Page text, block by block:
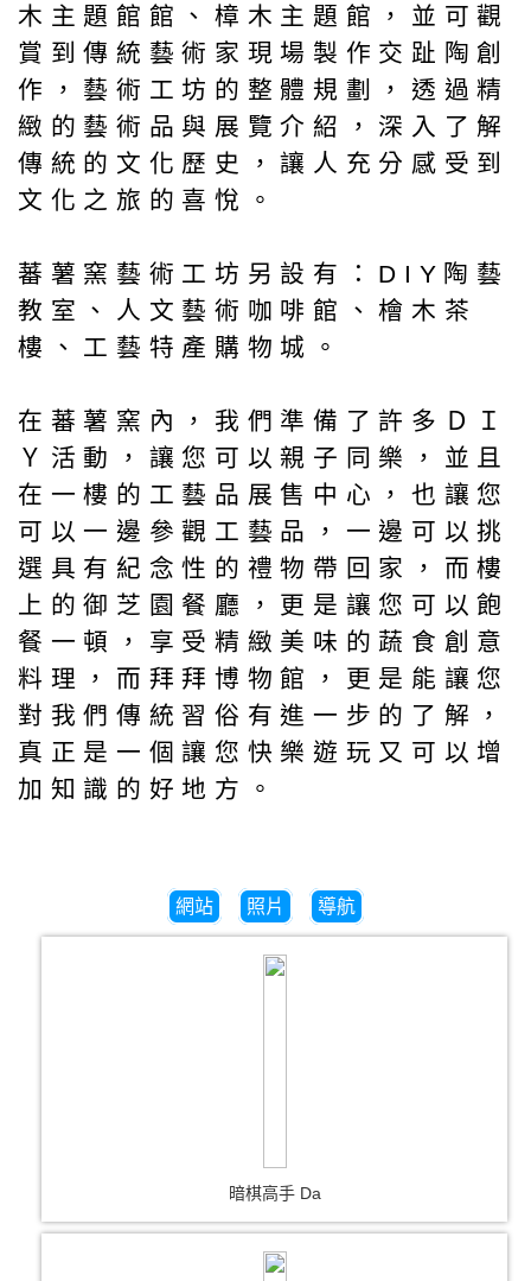
木主題館館、樟木主題館，並可觀
賞到傳統藝術家現場製作交趾陶創
作，藝術工坊的整體規劃，透過精
緻的藝術品與展覽介紹，深入了解
傳統的文化歷史，讓人充分感受到
文化之旅的喜悅。
蕃薯窯藝術工坊另設有：DIY陶藝
教室、人文藝術咖啡館、檜木茶
樓、工藝特產購物城。
在蕃薯窯內，我們準備了許多ＤＩ
Ｙ活動，讓您可以親子同樂，並且
在一樓的工藝品展售中心，也讓您
可以一邊參觀工藝品，一邊可以挑
選具有紀念性的禮物帶回家，而樓
上的御芝園餐廳，更是讓您可以飽
餐一頓，享受精緻美味的蔬食創意
料理，而拜拜博物館，更是能讓您
對我們傳統習俗有進一步的了解，
真正是一個讓您快樂遊玩又可以增
加知識的好地方。
網站 照片 導航
暗棋高手 Da